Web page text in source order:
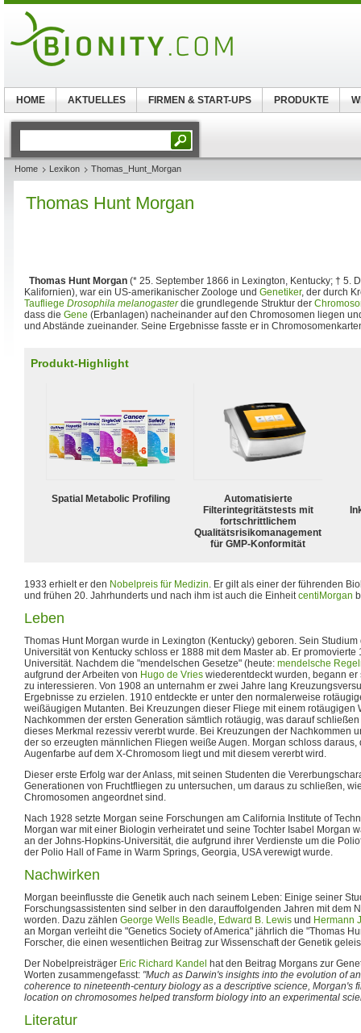
Home Lexikon Thomas_Hunt_Morgan
Thomas Hunt Morgan
Thomas Hunt Morgan (* 25. September 1866 in Lexington, Kentucky; † 5.
Kalifornien), war ein US-amerikanischer Zoologe und Genetiker, der durch
Taufliege Drosophila melanogasterdie grundlegende Struktur der
dass die Gene (Erbanlagen) nacheinander auf den Chromosomen liegen
und Abstände zueinander. Seine Ergebnisse fasste er in
Produkt-Highlight
Spatial Metabolic Profiling
Automatisierte
Filterintegritätstests mit
fortschrittlichem
Qualitätsrisikomanagement
für GMP-Konformität
1933 erhielt er den Nobelpreis für Medizin. Er gilt als einer der führenden
und frühen 20. Jahrhunderts und nach ihm ist auch die EinheitcentiMorgan
Leben
Thomas Hunt Morgan wurde in Lexington (Kentucky) geboren. Sein
Universität von Kentucky schloss er 1888 mit dem Master ab. Er
Universität. Nachdem die "mendelschen Gesetze" (heute: mendelsche
aufgrund der Arbeiten von Hugo de Vries wiederentdeckt wurden, begann
zu interessieren. Von 1908 an unternahm er zwei Jahre lang
Ergebnisse zu erzielen. 1910 entdeckte er unter den normalerweise
weißäugigen Mutanten. Bei Kreuzungen dieser Fliege mit einem rotäugigen
Nachkommen der ersten Generation sämtlich rotäugig, was darauf
dieses Merkmal rezessiv vererbt wurde. Bei Kreuzungen der Nachkommen
der so erzeugten männlichen Fliegen weiße Augen. Morgan schloss daraus,
Augenfarbe auf dem X-Chromosom liegt und mit diesem vererbt wird.
Dieser erste Erfolg war der Anlass, mit seinen Studenten die
Generationen von Fruchtfliegen zu untersuchen, um daraus zu schließen,
Chromosomen angeordnet sind.
Nach 1928 setzte Morgan seine Forschungen am California Institute of
Morgan war mit einer Biologin verheiratet und seine Tochter Isabel Morgan
an der Johns-Hopkins-Universität, die aufgrund ihrer Verdienste um die
der Polio Hall of Fame in Warm Springs, Georgia, USA verewigt wurde.
Nachwirken
Morgan beeinflusste die Genetik auch nach seinem Leben: Einige seiner
Forschungsassistenten sind selber in den darauffolgenden Jahren mit dem
worden. Dazu zählen George Wells Beadle, Edward B. Lewis und Hermann
an Morgan verleiht die "Genetics Society of America" jährlich die "Thomas
Forscher, die einen wesentlichen Beitrag zur Wissenschaft der Genetik
Der Nobelpreisträger Eric Richard Kandel
hat den Beitrag Morgans zur
Worten zusammengefasst: "Much as Darwin's insights into the evolution of
coherence to nineteenth-century biology as a descriptive science, Morgan's
location on chromosomes helped transform biology into an experimental
Literatur
HOME AKTUELLES FIRMEN & START-UPS PRODUKTE